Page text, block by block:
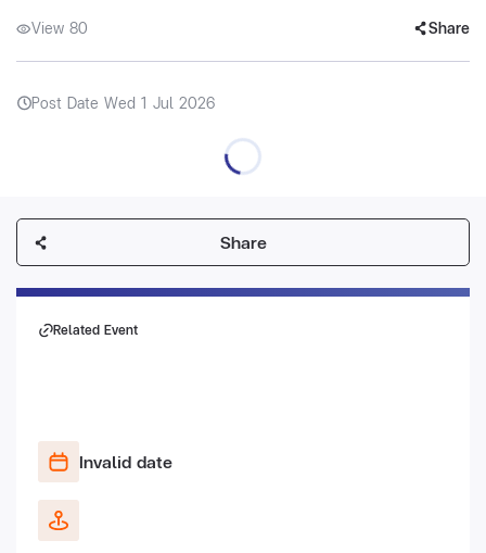
View 80 Share
Post Date Wed 1 Jul 2026
Share
Related Event
Invalid date